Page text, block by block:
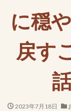
に穏
戻す
2023年7月18日